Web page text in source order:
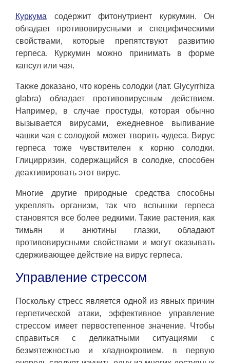
Куркума содержит фитонутриент куркумин. Он
обладает противовирусными и специфическими
свойствами, которые препятствуют развитию
герпеса. Куркумин можно принимать в форме
капсул или чая.
Также доказано, что корень солодки (лат. Glycyrrhiza
glabra) обладает противовирусным действием.
Например, в случае простуды, которая обычно
вызывается вирусами, ежедневное выпивание
чашки чая с солодкой может творить чудеса. Вирус
герпеса тоже чувствителен к корню солодки.
Глицирризин, содержащийся в солодке, способен
деактивировать этот вирус.
Многие другие природные средства способны
укреплять организм, так что вспышки герпеса
становятся все более редкими. Такие растения, как
тимьян и анютины глазки, обладают
противовирусными свойствами и могут оказывать
сдерживающее действие на вирус герпеса.
Управление стрессом
Поскольку стресс является одной из явных причин
герпетической атаки, эффективное управление
стрессом имеет первостепенное значение. Чтобы
справиться с деликатными ситуациями с
безмятежностью и хладнокровием, в первую